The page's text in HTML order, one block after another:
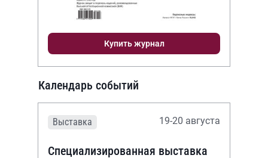
Купить журнал
Календарь событий
Выставка 19-20 августа
Специализированная выставка